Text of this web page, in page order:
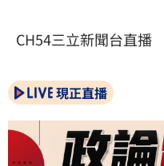
CH54三立新聞台直播
現正直播